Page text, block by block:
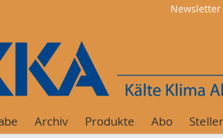
Archiv Produkte Abo